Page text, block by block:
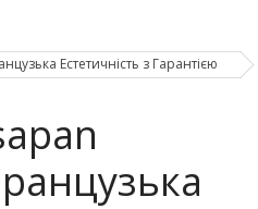
Естетичність з Гарантією